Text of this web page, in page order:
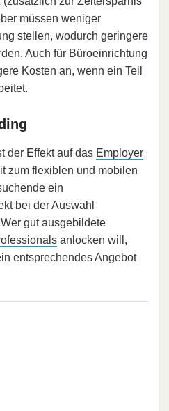
müssen weniger
stellen, wodurch geringere
Auch für Büroeinrichtung
Kosten an, wenn ein Teil
der Effekt auf das Employer
zum flexiblen und mobilen
ein
bei der Auswahl
gut ausgebildete
anlocken will,
entsprechendes Angebot